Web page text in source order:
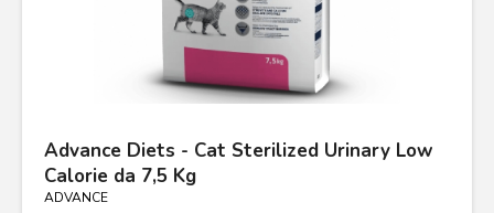
Advance Diets - Cat Sterilized Urinary Low
Calorie da 7,5 Kg
ADVANCE